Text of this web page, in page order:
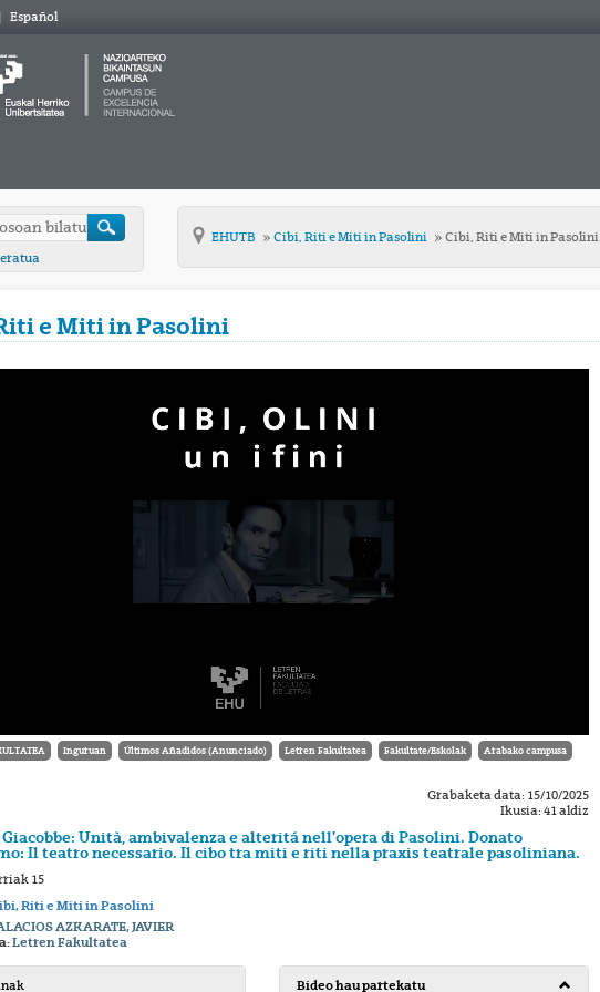
Español
EHUTB Cibi, Riti e Miti in Pasolini Cibi, Riti e Miti in Pasolini
e Miti in Pasolini
Inguruan Últimos Añadidos (Anunciado) Letren Fakultatea Fakultate/Eskolak Arabako campusa
Grabaketa data: 15/10/2025
Ikusia: 41 aldiz
Unità, ambivalenza e alteritá nell'opera di Pasolini. Donato
Il teatro necessario. Il cibo tra miti e riti nella praxis teatrale pasoliniana.
15
Riti e Miti in Pasolini
AZKARATE, JAVIER
Letren Fakultatea
Bideo hau partekatu